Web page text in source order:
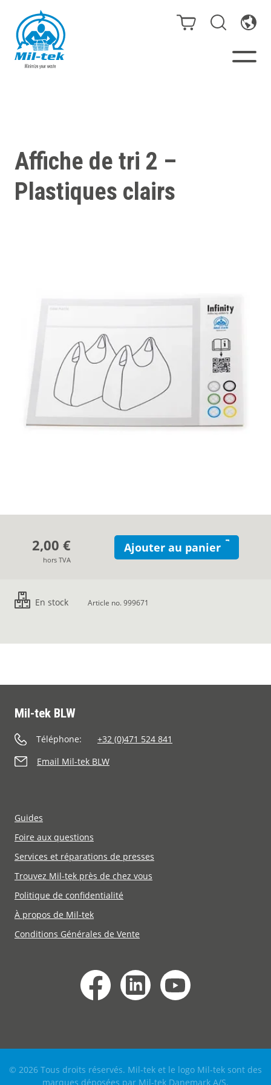
Webshop
Solutions de tri
Cas clients
Contact
Affiche de tri 2 –
Plastiques clairs
2,00 €
hors TVA
Ajouter au panier
En stock Article no. 999671
Mil-tek BLW
Téléphone:
+32 (0)471 524 841
Email Mil-tek BLW
Guides
Foire aux questions
Services et réparations de presses
Trouvez Mil-tek près de chez vous
Politique de confidentialité
À propos de Mil-tek
Conditions Générales de Vente
© 2026 Tous droits réservés. Mil-tek et le logo Mil-tek sont des
marques déposées par Mil-tek Danemark A/S.